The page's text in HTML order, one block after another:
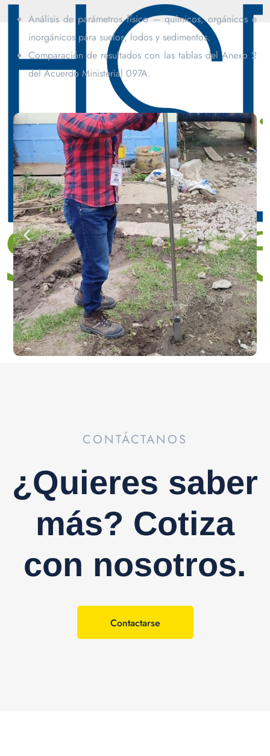
Análisis de parámetros físico – químicos, orgánicos e
inorgánicos para suelos, lodos y sedimentos.
Comparación de resultados con las tablas del Anexo 2
del Acuerdo Ministerial 097A.
CONTÁCTANOS
¿Quieres saber
más? Cotiza
con nosotros.
Contactarse